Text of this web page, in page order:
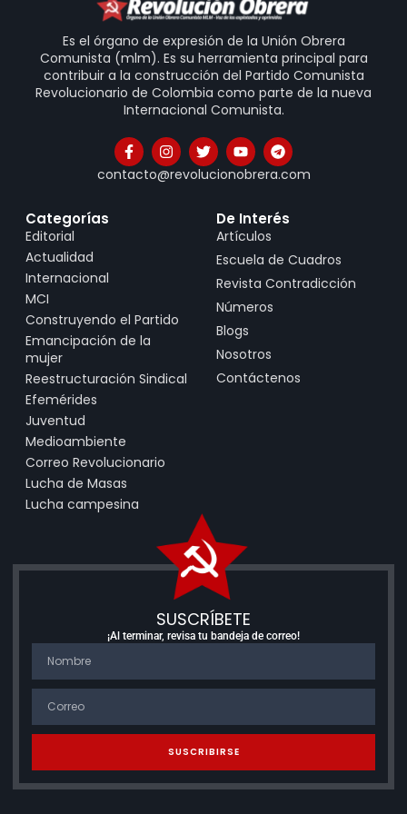
Es el órgano de expresión de la Unión Obrera
Comunista (mlm). Es su herramienta principal para
contribuir a la construcción del Partido Comunista
Revolucionario de Colombia como parte de la nueva
Internacional Comunista.
contacto@revolucionobrera.com
Categorías
Editorial
Actualidad
Internacional
MCI
Construyendo el Partido
Emancipación de la
mujer
Reestructuración Sindical
Efemérides
Juventud
Medioambiente
Correo Revolucionario
Lucha de Masas
Lucha campesina
De Interés
Artículos
Escuela de Cuadros
Revista Contradicción
Números
Blogs
Nosotros
Contáctenos
SUSCRÍBETE
¡Al terminar, revisa tu bandeja de correo!
SUSCRIBIRSE